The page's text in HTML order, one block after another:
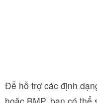
Để hỗ trợ các định
hoặc BMP, bạn có